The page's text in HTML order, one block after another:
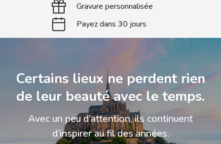
Gravure personnalisée
Payez dans 30 jours
Certains lieux ne perdent rien
de leur beauté avec le temps.
Avec un peu d’attention, ils continuent
d’inspirer au fil des années.